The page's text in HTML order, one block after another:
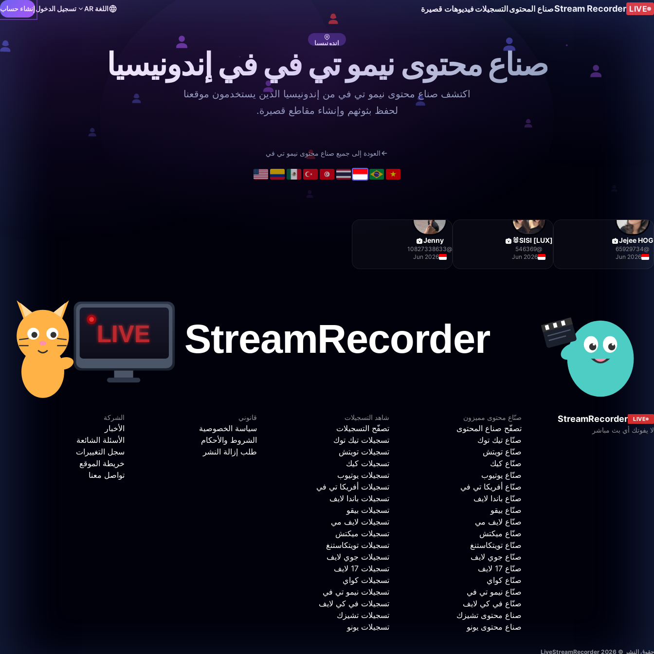
LIVE
Stream Recorderصناع المحتوىالتسجيلاتفيديوهات قصيرة اللغة AR تسجيل الدخولإنشاء حساب
إندونيسيا
صناع محتوى نيمو تي في في إندونيسيا
اكتشف صناع محتوى نيمو تي في من إندونيسيا الذين يستخدمون موقعنا
لحفظ بثوثهم وإنشاء مقاطع قصيرة.
العودة إلى جميع صناع محتوى نيمو تي في
Jejee HOG
@
65929734
Jun 2026
[LUX] SISI🐰
@
546369
Jun 2026
Jenny
@
10827338633
Jun 2026
LIVE
StreamRecorder
لا يفوتك أي بث مباشر
صنّاع محتوى مميزون
تصفّح صناع المحتوى
صنّاع تيك توك
صنّاع تويتش
صنّاع كيك
صنّاع يوتيوب
صنّاع أفريكا تي في
صنّاع باندا لايف
صنّاع بيقو
صنّاع لايف مي
صنّاع ميكتش
صنّاع تويتكاستنغ
صنّاع جوي لايف
صنّاع 17 لايف
صنّاع كواي
صنّاع نيمو تي في
صنّاع في كي لايف
صناع محتوى تشيزك
صناع محتوى يونو
شاهد التسجيلات
تصفّح التسجيلات
تسجيلات تيك توك
تسجيلات تويتش
تسجيلات كيك
تسجيلات يوتيوب
تسجيلات أفريكا تي في
تسجيلات باندا لايف
تسجيلات بيقو
تسجيلات لايف مي
تسجيلات ميكتش
تسجيلات تويتكاستنغ
تسجيلات جوي لايف
تسجيلات 17 لايف
تسجيلات كواي
تسجيلات نيمو تي في
تسجيلات في كي لايف
تسجيلات تشيزك
تسجيلات يونو
قانوني
سياسة الخصوصية
الشروط والأحكام
طلب إزالة النشر
الشركة
الأخبار
الأسئلة الشائعة
سجل التغييرات
خريطة الموقع
تواصل معنا
حقوق النشر © 2026 LiveStreamRecorder